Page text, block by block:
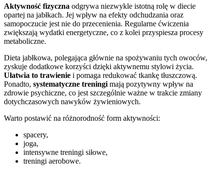
Aktywność fizyczna odgrywa niezwykle istotną rolę w diecie
opartej na jabłkach. Jej wpływ na efekty odchudzania oraz
samopoczucie jest nie do przecenienia. Regularne ćwiczenia
zwiększają wydatki energetyczne, co z kolei przyspiesza procesy
metaboliczne.
Dieta jabłkowa, polegająca głównie na spożywaniu tych owoców,
zyskuje dodatkowe korzyści dzięki aktywnemu stylowi życia.
Ułatwia to trawienie i pomaga redukować tkankę tłuszczową.
Ponadto, systematyczne treningi mają pozytywny wpływ na
zdrowie psychiczne, co jest szczególnie ważne w trakcie zmiany
dotychczasowych nawyków żywieniowych.
Warto postawić na różnorodność form aktywności:
spacery,
joga,
intensywne treningi siłowe,
treningi aerobowe.